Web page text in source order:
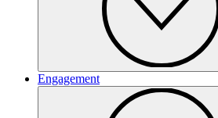
Engagement